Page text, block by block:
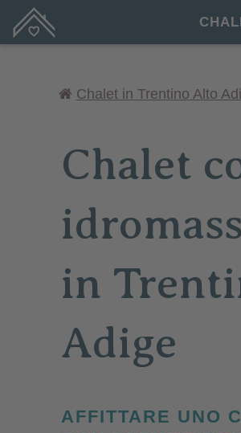
Chalet in Trentino Alto
Chalet
in
Adige
AFFITTARE UNO